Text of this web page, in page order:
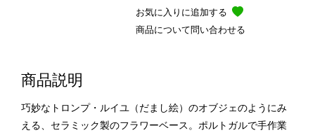
お気に入りに追加する
商品について問い合わせる
商品説明
巧妙なトロンプ・ルイユ（だまし絵）のオブジェのようにみ
える、セラミック製のフラワーベース。ポルトガルで手作業